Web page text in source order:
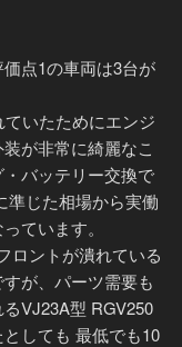
点1の車両は3台が
いたためにエンジ
が非常に綺麗なこ
バッテリー交換で
準じた相場から実働
ています。
ロントが潰れている
が、パーツ需要も
VJ23A型 RGV250
しても 最低でも10